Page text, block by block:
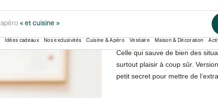
pour « la rentrée des classes »
Idées cadeaux Nos exclusivités Cuisine & Apéro Vestiaire Maison & Décoration
LA
Celle qui sauve de bien des
surtout plaisir à coup sûr.
petit secret pour mettre de